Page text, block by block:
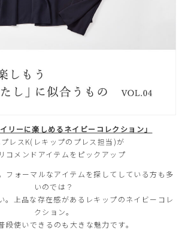
リーに楽しめるネイビーコレクション」
レスK(レキップのプレス担当)が
コメンドアイテムをピックアップ
フォーマルなアイテムを探してしている方も多
いのでは？
。上品な存在感があるレキップのネイビーコレ
クション。
段使いできるのも大きな魅力です。